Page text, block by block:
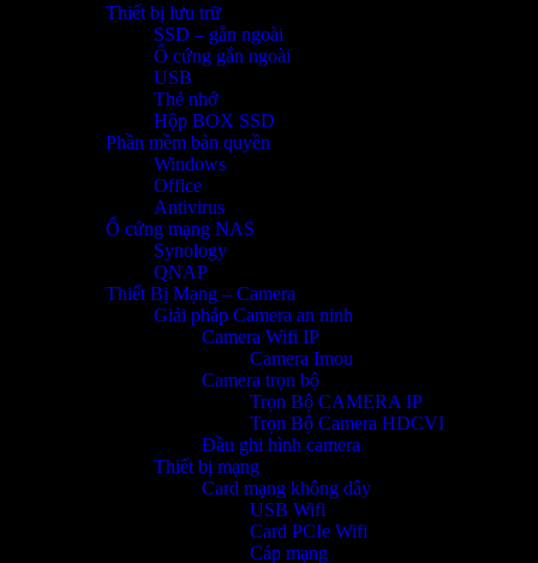
Thiết bị lưu trữ
SSD – gắn ngoài
Ổ cứng gắn ngoài
USB
Thẻ nhớ
Hộp BOX SSD
Phần mềm bản quyền
Windows
Office
Antivirus
Ổ cứng mạng NAS
Synology
QNAP
Thiết Bị Mạng – Camera
Giải pháp Camera an ninh
Camera Wifi IP
Camera Imou
Camera trọn bộ
Trọn Bộ CAMERA IP
Trọn Bộ Camera HDCVI
Đầu ghi hình camera
Thiết bị mạng
Card mạng không dây
USB Wifi
Card PCIe Wifi
Cáp mạng